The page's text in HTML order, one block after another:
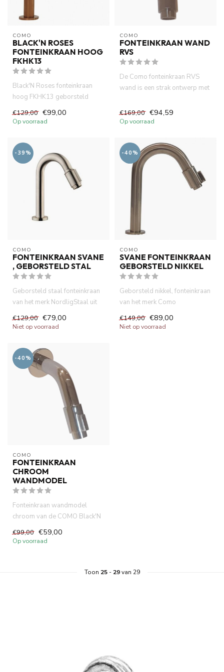
COMO
BLACK'N ROSES
FONTEINKRAAN HOOG
FKHK13
Black'N Roses fonteinkraan
hoog FKHK13 geborsteld
...
€129,00 €99,00
Op voorraad
COMO
FONTEINKRAAN WAND
RVS
De Como fonteinkraan RVS
wand is een strak ontwerp met
€169,00 €94,59
Op voorraad
-39%
COMO
FONTEINKRAAN SVANE
, GEBORSTELD STAL
Geborsteld staal fonteinkraan
van het merk NordligStaal uit
€129,00 €79,00
Niet op voorraad
-40%
COMO
SVANE FONTEINKRAAN
GEBORSTELD NIKKEL
Geborsteld nikkel, fonteinkraan
van het merk Como
materiaa...
€149,00 €89,00
Niet op voorraad
-40%
COMO
FONTEINKRAAN
CHROOM
WANDMODEL
Fonteinkraan wandmodel
chroom van de COMO Black'N
schijv...
€99,00 €59,00
Op voorraad
Toon 25- 29van 29